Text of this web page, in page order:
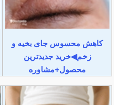
کاهش محسوس جای بخیه و
زخم◀خرید جدیدترین
محصول+مشاوره